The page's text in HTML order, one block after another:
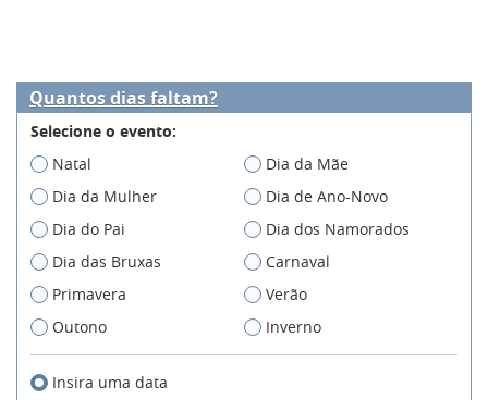
Quantos dias faltam?
Selecione o evento:
Natal
Dia da Mãe
Dia da Mulher
Dia de Ano-Novo
Dia do Pai
Dia dos Namorados
Dia das Bruxas
Carnaval
Primavera
Verão
Outono
Inverno
Insira uma data